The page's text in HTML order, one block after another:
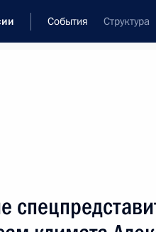
События Структура